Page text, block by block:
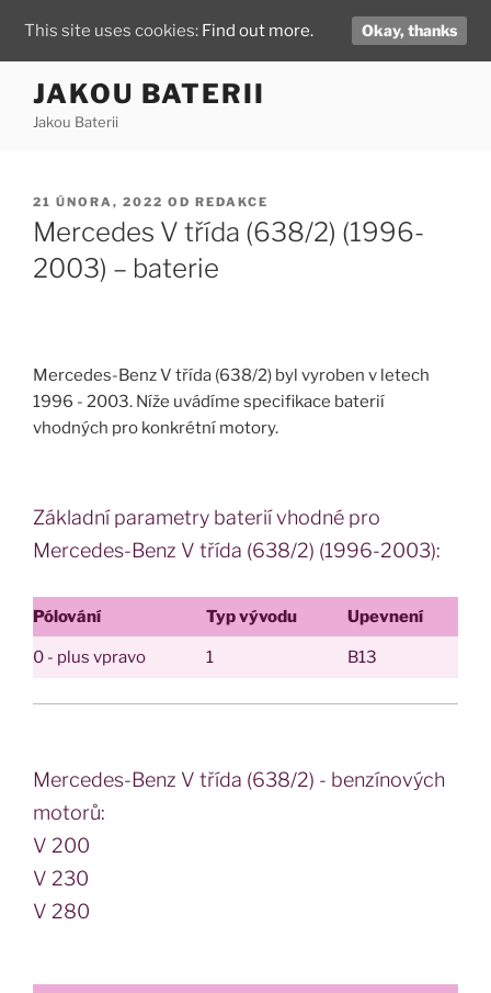
obsahu
JAKOU BATERII
Jakou Baterii
PUBLIKOVÁNO
21 ÚNORA, 2022 OD REDAKCE
Mercedes V třída (638/2) (1996-
2003) – baterie
Mercedes-Benz V třída (638/2) byl vyroben v letech
1996 - 2003. Níže uvádíme specifikace baterií
vhodných pro konkrétní motory.
Základní parametry baterií vhodné pro
Mercedes-Benz V třída (638/2) (1996-2003):
Pólování Typ vývodu Upevnení
0 - plus vpravo 1 B13
Mercedes-Benz V třída (638/2) - benzínových
motorů:
V 200
V 230
V 280
This site uses cookies: Find out more. Okay, thanks